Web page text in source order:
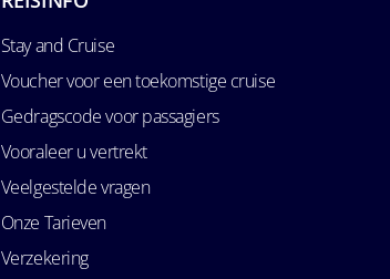
Stay and Cruise
Voucher voor een toekomstige cruise
Gedragscode voor passagiers
Vooraleer u vertrekt
Veelgestelde vragen
Onze Tarieven
Verzekering